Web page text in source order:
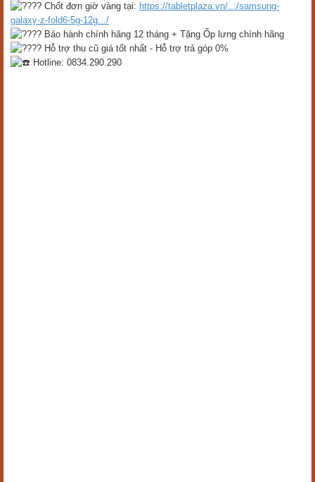
Chốt đơn giờ vàng tại: https://tabletplaza.vn/.../samsung-
galaxy-z-fold6-5g-12g.../
Bảo hành chính hãng 12 tháng + Tặng Ốp lưng chính hãng
Hỗ trợ thu cũ giá tốt nhất - Hỗ trợ trả góp 0%
Hotline: 0834.290.290